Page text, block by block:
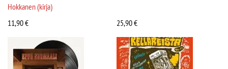
Hokkanen (kirja)
11,90€ 25,90€